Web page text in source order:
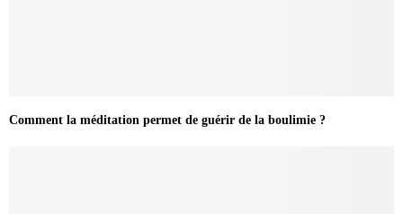
Comment la méditation permet de guérir de la boulimie ?